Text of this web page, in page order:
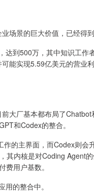
景的巨大价值，已经得到
到500万，其中知识工作
能实现5.59亿美元的营业
大厂基本都布局了
和Codex的整合。
的主界面，而Codex则会
其内核是对Coding Agent
用户基数。
的整合中。